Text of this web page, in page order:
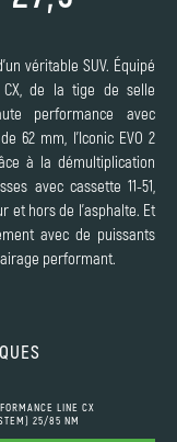
véritable SUV. Équipé
de la tige de selle
performance avec
62 mm, l'Iconic EVO 2
à la démultiplication
avec cassette 11-51,
et hors de l'asphalte. Et
avec de puissants
performant.
LINE CX
25/85 NM